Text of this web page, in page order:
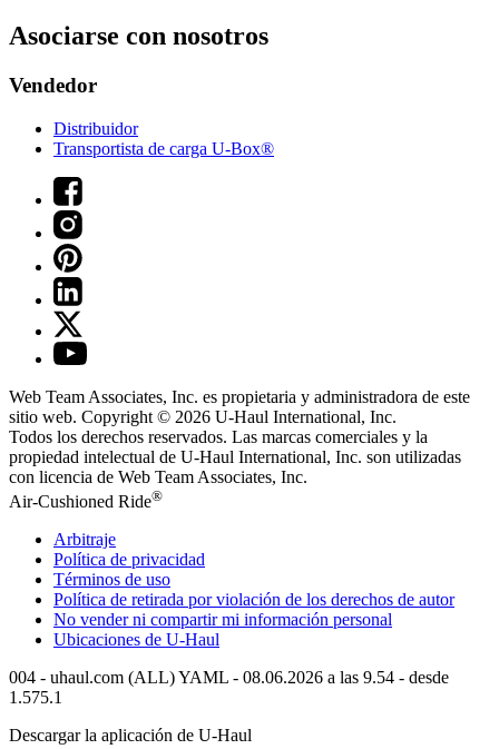
Asociarse con nosotros
Vendedor
Distribuidor
Transportista de carga U-Box®
Web Team Associates, Inc. es propietaria y administradora de este
sitio web. Copyright © 2026 U-Haul International, Inc.
Todos los derechos reservados. Las marcas comerciales y la
propiedad intelectual de U-Haul International, Inc. son utilizadas
con licencia de Web Team Associates, Inc.
Air-Cushioned Ride®
Arbitraje
Política de privacidad
Términos de uso
Política de retirada por violación de los derechos de autor
No vender ni compartir mi información personal
Ubicaciones de U-Haul
004 - uhaul.com (ALL) YAML - 08.06.2026 a las 9.54 - desde
1.575.1
Descargar la aplicación de U-Haul